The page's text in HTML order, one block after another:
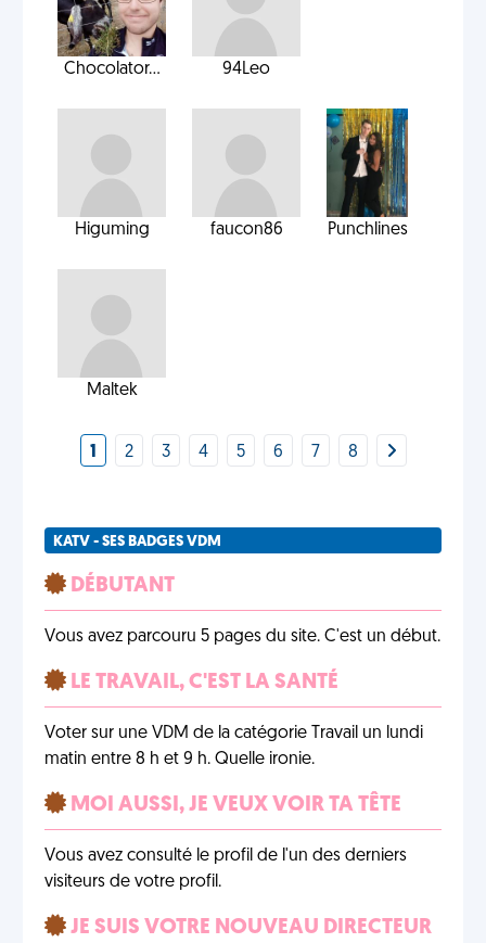
Chocolator... 94Leo
Higuming faucon86 Punchlines
Maltek
1 2 3 4 5 6 7 8
KATV - SES BADGES VDM
DÉBUTANT
Vous avez parcouru 5 pages du site. C'est un début.
LE TRAVAIL, C'EST LA SANTÉ
Voter sur une VDM de la catégorie Travail un lundi
matin entre 8 h et 9 h. Quelle ironie.
MOI AUSSI, JE VEUX VOIR TA TÊTE
Vous avez consulté le profil de l'un des derniers
visiteurs de votre profil.
JE SUIS VOTRE NOUVEAU DIRECTEUR